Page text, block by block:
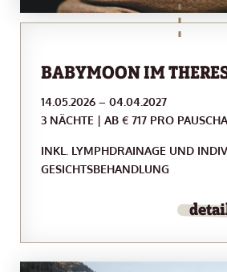
BABYMOON IM
14.05.2026 – 04.04.2027
3 NÄCHTE | AB € 717 PRO
INKL. LYMPHDRAINAGE UND
GESICHTSBEHANDLUNG